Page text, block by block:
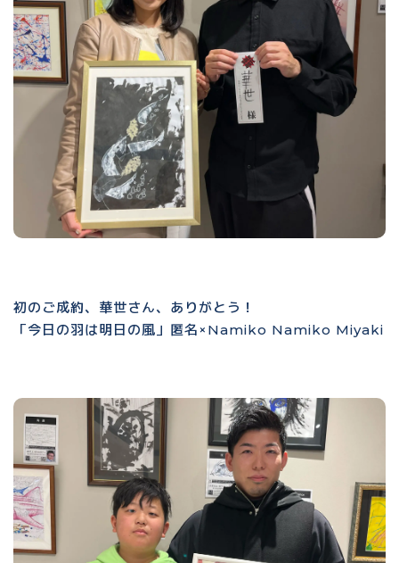
初のご成約、華世さん、ありがとう！
「今日の羽は明日の風」匿名×Namiko Namiko Miyaki